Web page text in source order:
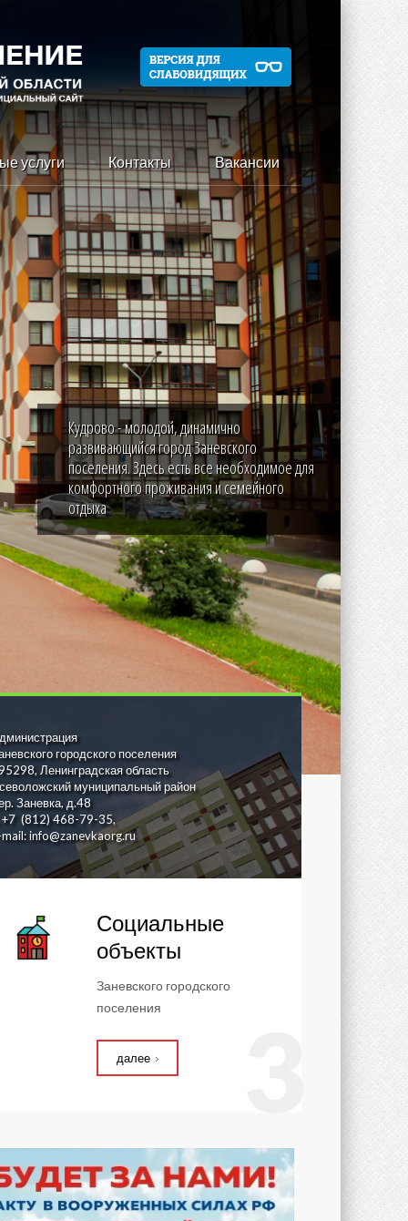
услуги Контакты Вакансии
Кудрово - молодой, динамично
развивающийся город Заневского
поселения. Здесь есть все необходимое для
комфортного проживания и семейного
отдыха
городского поселения
Ленинградская область
муниципальный район
Заневка, д.48
+7 (812) 468-79-35,
info@zanevkaorg.ru
Социальные
объекты
Заневского городского
поселения
далее